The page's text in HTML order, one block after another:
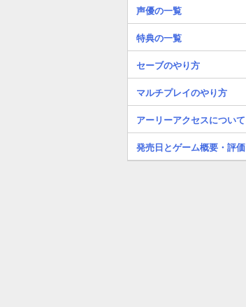
声優の一覧
特典の一覧
セーブのやり方
マルチプレイのやり方
アーリーアクセスについて
発売日とゲーム概要・評価